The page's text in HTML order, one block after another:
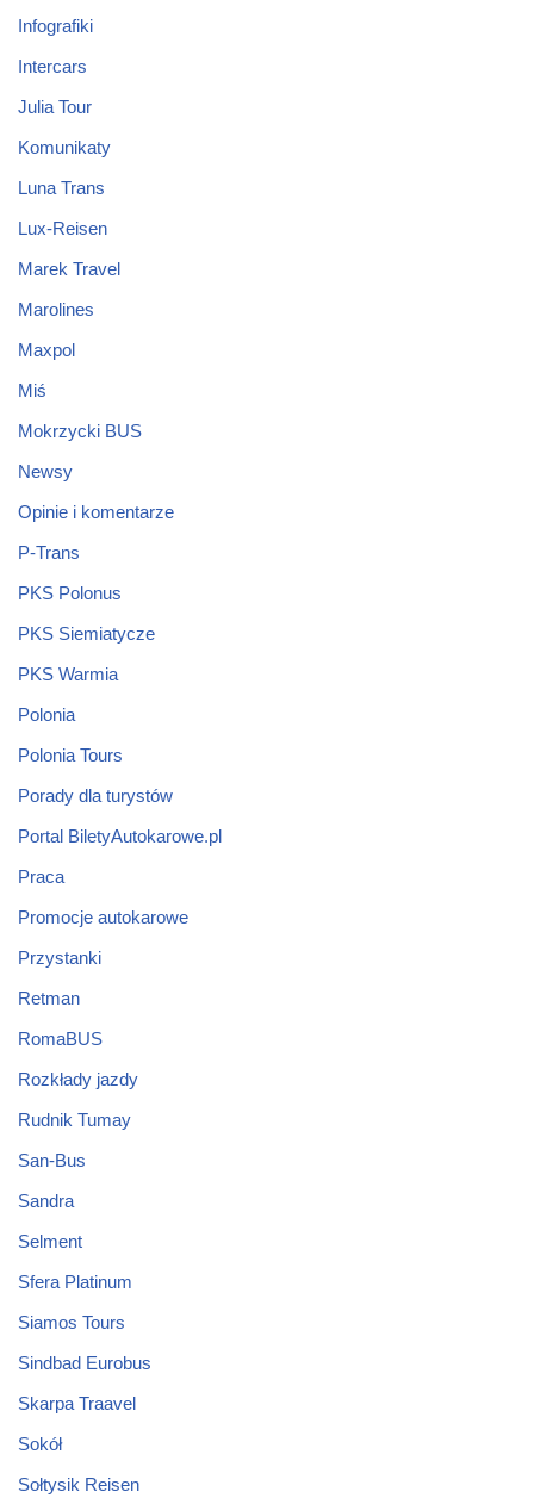
Infografiki
Intercars
Julia Tour
Komunikaty
Luna Trans
Lux-Reisen
Marek Travel
Marolines
Maxpol
Miś
Mokrzycki BUS
Newsy
Opinie i komentarze
P-Trans
PKS Polonus
PKS Siemiatycze
PKS Warmia
Polonia
Polonia Tours
Porady dla turystów
Portal BiletyAutokarowe.pl
Praca
Promocje autokarowe
Przystanki
Retman
RomaBUS
Rozkłady jazdy
Rudnik Tumay
San-Bus
Sandra
Selment
Sfera Platinum
Siamos Tours
Sindbad Eurobus
Skarpa Traavel
Sokół
Sołtysik Reisen